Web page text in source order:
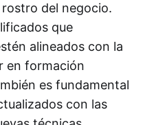
rostro del negocio.
que
alineados con la
en formación
es fundamental
con las